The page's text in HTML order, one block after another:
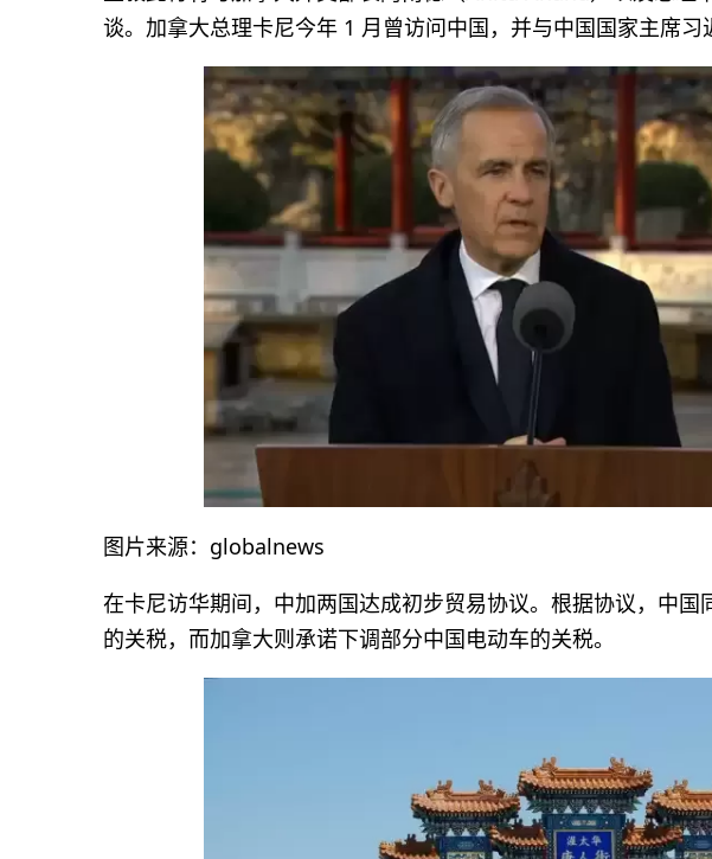
谈。加拿大总理卡尼今年 1 月曾访问中国，并与中国国家主席习
图片来源：globalnews
在卡尼访华期间，中加两国达成初步贸易协议。根据协议，中国
的关税，而加拿大则承诺下调部分中国电动车的关税。